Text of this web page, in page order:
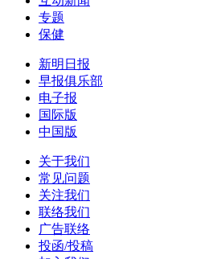
专题
保健
新明日报
早报俱乐部
电子报
国际版
中国版
关于我们
常见问题
关注我们
联络我们
广告联络
投函/投稿